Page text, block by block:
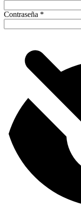
Contraseña *